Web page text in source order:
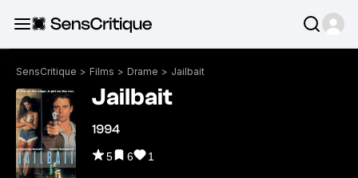
SensCritique > Films > Drame > Jailbait
Jailbait
1994
5 6 1